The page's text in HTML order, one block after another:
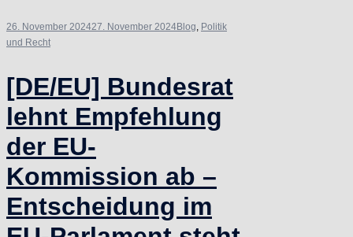
26. November 202427. November 2024Blog, Politik
und Recht
[DE/EU] Bundesrat
lehnt Empfehlung
der EU-
Kommission ab –
Entscheidung im